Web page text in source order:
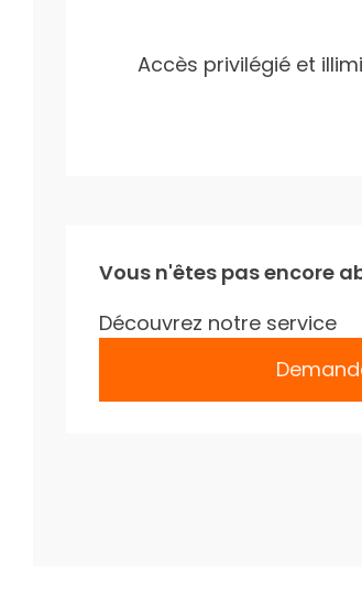
Accès privilégié et
Vous n'êtes pas encore
Découvrez notre service